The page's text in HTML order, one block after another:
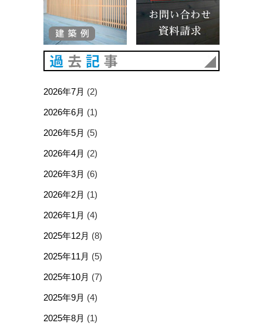
2026年7月 (2)
2026年6月 (1)
2026年5月 (5)
2026年4月 (2)
2026年3月 (6)
2026年2月 (1)
2026年1月 (4)
2025年12月 (8)
2025年11月 (5)
2025年10月 (7)
2025年9月 (4)
2025年8月 (1)